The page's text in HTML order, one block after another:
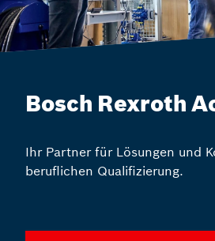
Bosch Rexroth
Ihr Partner für Lösungen und
beruflichen Qualifizierung.